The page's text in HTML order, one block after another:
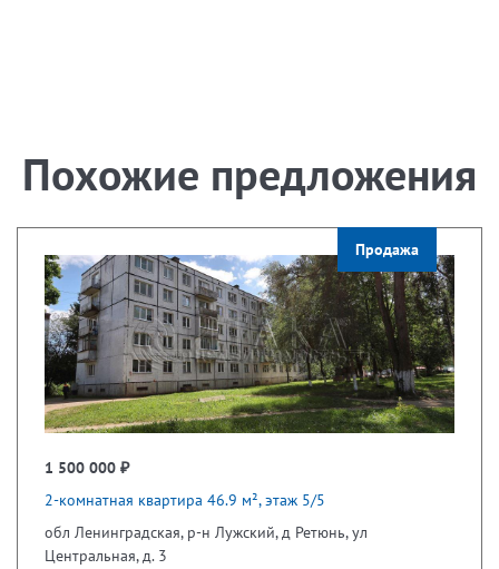
Похожие предложения
Продажа
1 500 000 ₽
2-комнатная квартира 46.9 м², этаж 5/5
обл Ленинградская, р-н Лужский, д Ретюнь, ул
Центральная, д. 3